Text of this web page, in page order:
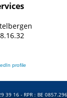
profile
39 16 - RPR : BE